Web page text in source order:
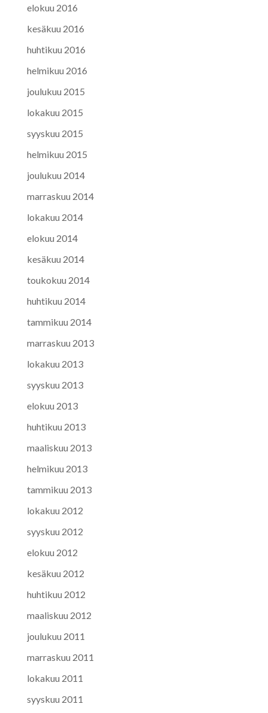
elokuu 2016
kesäkuu 2016
huhtikuu 2016
helmikuu 2016
joulukuu 2015
lokakuu 2015
syyskuu 2015
helmikuu 2015
joulukuu 2014
marraskuu 2014
lokakuu 2014
elokuu 2014
kesäkuu 2014
toukokuu 2014
huhtikuu 2014
tammikuu 2014
marraskuu 2013
lokakuu 2013
syyskuu 2013
elokuu 2013
huhtikuu 2013
maaliskuu 2013
helmikuu 2013
tammikuu 2013
lokakuu 2012
syyskuu 2012
elokuu 2012
kesäkuu 2012
huhtikuu 2012
maaliskuu 2012
joulukuu 2011
marraskuu 2011
lokakuu 2011
syyskuu 2011